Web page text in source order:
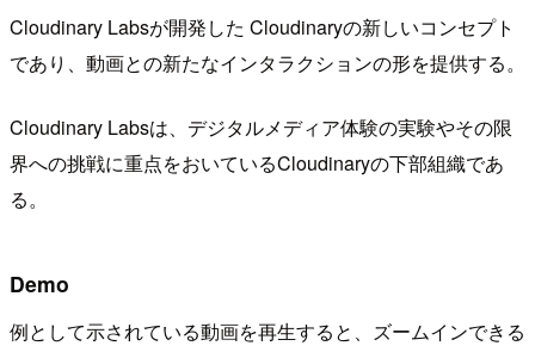
Cloudinary Labsが開発した Cloudinaryの新しいコンセプト
であり、動画との新たなインタラクションの形を提供する。
Cloudinary Labsは、デジタルメディア体験の実験やその限
界への挑戦に重点をおいているCloudinaryの下部組織であ
る。
Demo
例として示されている動画を再生すると、ズームインできる